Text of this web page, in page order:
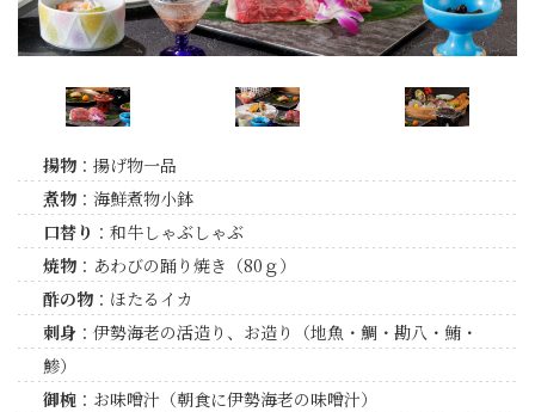
揚物：揚げ物一品
煮物：海鮮煮物小鉢
口替り ：和牛しゃぶしゃぶ
焼物：あわびの踊り焼き（80ｇ）
酢の物：ほたるイカ
刺身：伊勢海老の活造り、お造り（地魚・鯛・勘八・鮪・
鯵）
御椀：お味噌汁（朝食に伊勢海老の味噌汁）